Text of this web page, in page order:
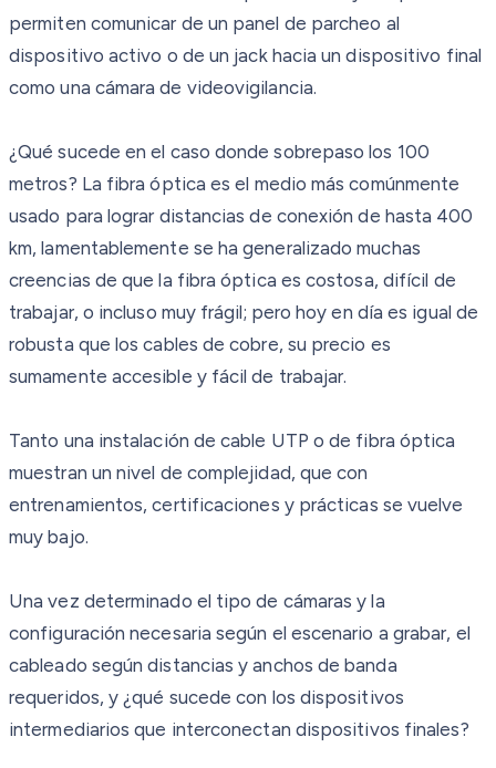
permiten comunicar de un panel de parcheo al
dispositivo activo o de un jack hacia un dispositivo final
como una cámara de videovigilancia.
¿Qué sucede en el caso donde sobrepaso los 100
metros? La fibra óptica es el medio más comúnmente
usado para lograr distancias de conexión de hasta 400
km, lamentablemente se ha generalizado muchas
creencias de que la fibra óptica es costosa, difícil de
trabajar, o incluso muy frágil; pero hoy en día es igual de
robusta que los cables de cobre, su precio es
sumamente accesible y fácil de trabajar.
Tanto una instalación de cable UTP o de fibra óptica
muestran un nivel de complejidad, que con
entrenamientos, certificaciones y prácticas se vuelve
muy bajo.
Una vez determinado el tipo de cámaras y la
configuración necesaria según el escenario a grabar, el
cableado según distancias y anchos de banda
requeridos, y ¿qué sucede con los dispositivos
intermediarios que interconectan dispositivos finales?